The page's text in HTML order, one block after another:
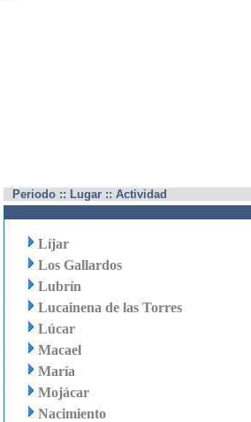
Periodo :: Lugar :: Actividad
Líjar
Los Gallardos
Lubrín
Lucainena de las Torres
Lúcar
Macael
María
Mojácar
Nacimiento